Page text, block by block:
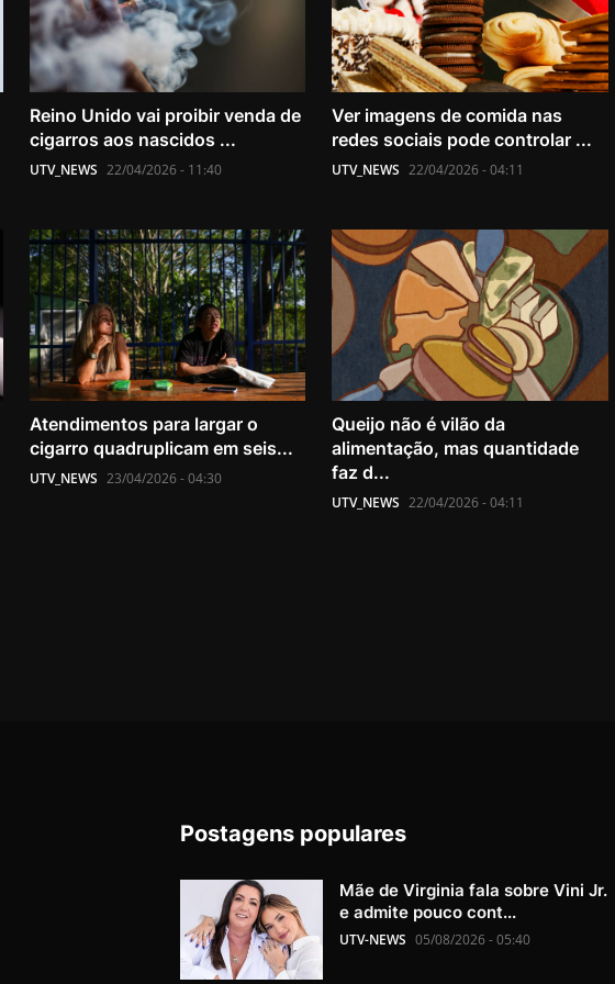
Reino Unido vai proibir venda de
cigarros aos nascidos ...
UTV_NEWS 22/04/2026 - 11:40
Ver imagens de comida nas
redes sociais pode controlar ...
UTV_NEWS 22/04/2026 - 04:11
Atendimentos para largar o
cigarro quadruplicam em seis...
UTV_NEWS 23/04/2026 - 04:30
Queijo não é vilão da
alimentação, mas quantidade
faz d...
UTV_NEWS 22/04/2026 - 04:11
Postagens populares
Mãe de Virginia fala sobre Vini Jr.
e admite pouco cont...
UTV-NEWS 05/08/2026 - 05:40